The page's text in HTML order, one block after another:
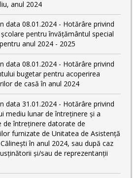
anul 2024
data 08.01.2024 - Hotărâre privind
pentru învățământul special
anul 2024 - 2025
data 08.01.2024 - Hotărâre privind
bugetar pentru acoperirea
de casă în anul 2024
data 31.01.2024 - Hotărâre privind
mediu lunar de întreținere și a
de întreținere datorate de
furnizate de Unitatea de Asistență
în anul 2024, sau după caz
și/sau de reprezentanții